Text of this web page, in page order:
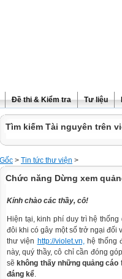
Đề thi & Kiểm tra Tư liệu
Tìm kiếm Tài nguyên trên
Gốc > Tin tức thư viện >
Chức năng Dừng xem
Kính chào các thầy, cô!
Hiện tại, kinh phí duy trì hệ
đôi khi có gây một số trở ngại đối
thư viện http://violet.vn,hệ thống
này, quý thầy, cô chỉ cần đóng
sẽ không thấy những quảng cáo
đáng kể.